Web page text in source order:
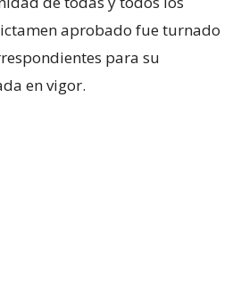
aprobado fue turnado
para su
en vigor.